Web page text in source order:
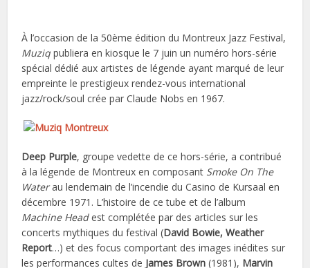
À l’occasion de la 50ème édition du Montreux Jazz Festival,
Muziq publiera en kiosque le 7 juin un numéro hors-série
spécial dédié aux artistes de légende ayant marqué de leur
empreinte le prestigieux rendez-vous international
jazz/rock/soul crée par Claude Nobs en 1967.
Deep Purple, groupe vedette de ce hors-série, a contribué
à la légende de Montreux en composant Smoke On The
Waterau lendemain de l’incendie du Casino de Kursaal en
décembre 1971. L’histoire de ce tube et de l’album
Machine Headest complétée par des articles sur les
concerts mythiques du festival (David Bowie, Weather
Report…) et des focus comportant des images inédites sur
les performances cultes de James Brown (1981), Marvin